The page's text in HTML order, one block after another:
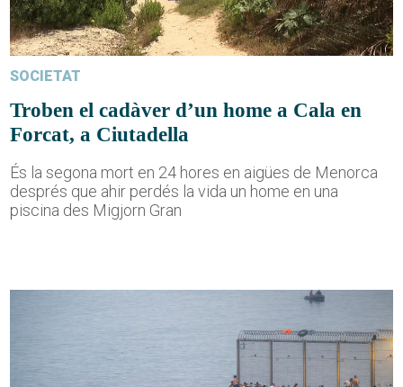
SOCIETAT
Troben el cadàver d’un home a Cala en
Forcat, a Ciutadella
És la segona mort en 24 hores en aigües de Menorca
després que ahir perdés la vida un home en una
piscina des Migjorn Gran